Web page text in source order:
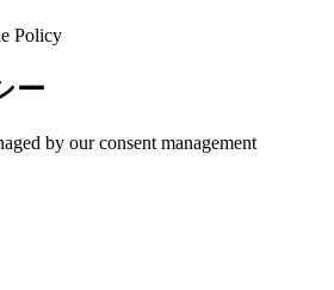
Policy
ー
by our consent management